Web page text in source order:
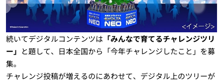
続いてデジタルコンテンツは 「みんなで育てるチャレンジツリ
ー」 と題して、日本全国から「今年チャレンジしたこと」を募
集。
チャレンジ投稿が増えるのにあわせて、デジタル上のツリーが